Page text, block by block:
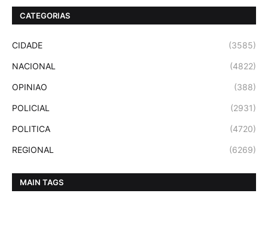
CATEGORIAS
CIDADE (3585)
NACIONAL (4822)
OPINIAO (388)
POLICIAL (2931)
POLITICA (4720)
REGIONAL (6269)
MAIN TAGS